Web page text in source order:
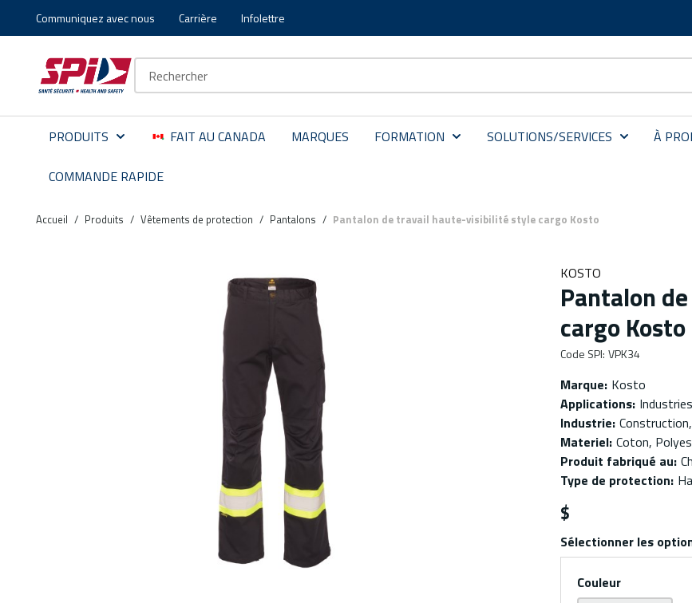
Aller au contenu principal
Skip to menu
Skip to footer
Communiquez avec nous Carrière Infolettre
PRODUITS FAIT AU CANADA MARQUES FORMATION SOLUTIONS/SERVICES À
COMMANDE RAPIDE
Accueil / Produits / Vêtements de protection / Pantalons / Pantalon de travail haute-visibilité style cargo Kosto
KOSTO
Pantalon
cargo Kosto
Code SPI: VPK34
Marque: Kosto
Applications:
Industrie:
Materiel: Coton,
Produit fabriqué au:
Type de protection:
$
Sélectionner les
Couleur